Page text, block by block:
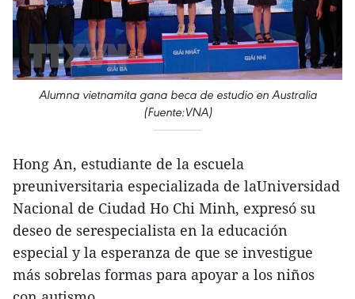
Alumna vietnamita gana beca de estudio en Australia
(Fuente:VNA)
Hong An, estudiante de la escuela
preuniversitaria especializada de laUniversidad
Nacional de Ciudad Ho Chi Minh, expresó su
deseo de serespecialista en la educación
especial y la esperanza de que se investigue
más sobrelas formas para apoyar a los niños